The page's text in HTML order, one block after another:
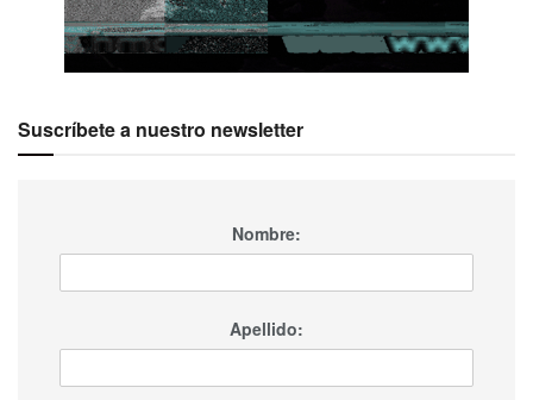
Suscríbete a nuestro newsletter
Nombre:
Apellido: